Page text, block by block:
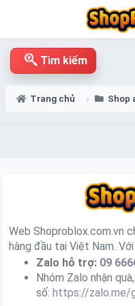
Trang chủ Shop
Tìm kiếm
Web Shoproblox.com.vn
hàng đầu tại Việt Nam.
Zalo hỗ trợ: 09
Nhóm Zalo nhận
số: https://zalo.me/